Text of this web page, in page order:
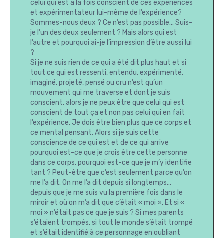
celui qui est à la fois conscient de ces expériences
et expérimentateur lui-même de l’expérience?
Sommes-nous deux ? Ce n’est pas possible… Suis-
je l’un des deux seulement ? Mais alors qui est
l’autre et pourquoi ai-je l’impression d’être aussi lui
?
Si je ne suis rien de ce qui a été dit plus haut et si
tout ce qui est ressenti, entendu, expérimenté,
imaginé, projeté, pensé ou cru n’est qu’un
mouvement qui me traverse et dont je suis
conscient, alors je ne peux être que celui qui est
conscient de tout ça et non pas celui qui en fait
l’expérience. Je dois être bien plus que ce corps et
ce mental pensant. Alors si je suis cette
conscience de ce qui est et de ce qui arrive
pourquoi est-ce que je crois être cette personne
dans ce corps, pourquoi est-ce que je m’y identifie
tant ? Peut-être que c’est seulement parce qu’on
me l’a dit. On me l’a dit depuis si longtemps…
depuis que je me suis vu la première fois dans le
miroir et où on m’a dit que c’était « moi ». Et si «
moi » n’était pas ce que je suis ? Si mes parents
s’étaient trompés, si tout le monde s’était trompé
et s’était identifié à ce personnage en oubliant